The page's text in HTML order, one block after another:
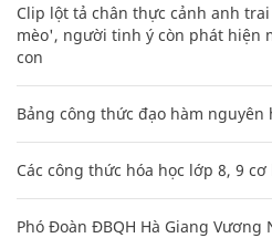
Clip lột tả chân thực cảnh anh
mèo', người tinh ý còn phát hiện
con
Bảng công thức đạo hàm
Các công thức hóa học lớp 8, 9
Phó Đoàn ĐBQH Hà Giang Vương